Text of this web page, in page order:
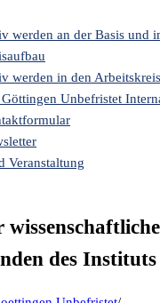
werden an der Basis und
werden in den
Unbefristet
Veranstaltung
des